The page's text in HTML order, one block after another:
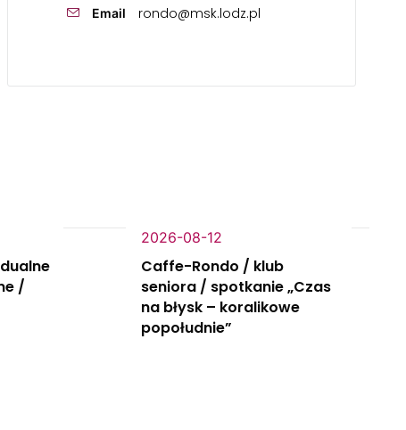
Email rondo@msk.lodz.pl
/
2026-08-12
Caffe-Rondo / klub
seniora / spotkanie „Czas
na błysk – koralikowe
popołudnie”